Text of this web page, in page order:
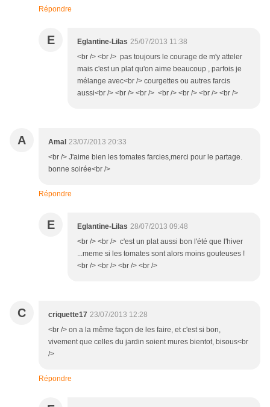
Répondre
E Eglantine-Lilas 25/07/2013 11:38
<br /> <br /> pas toujours le courage de m'y atteler
mais c'est un plat qu'on aime beaucoup , parfois je
mélange avec<br /> courgettes ou autres farcis
aussi<br /> <br /> <br /> <br /> <br /> <br /> <br />
A Amal 23/07/2013 20:33
<br /> J'aime bien les tomates farcies,merci pour le partage.
bonne soirée<br />
Répondre
E Eglantine-Lilas 28/07/2013 09:48
<br /> <br /> c'est un plat aussi bon l'été que l'hiver
...meme si les tomates sont alors moins gouteuses !
<br /> <br /> <br /> <br />
C criquette17 23/07/2013 12:28
<br /> on a la même façon de les faire, et c'est si bon,
vivement que celles du jardin soient mures bientot, bisous<br
/>
Répondre